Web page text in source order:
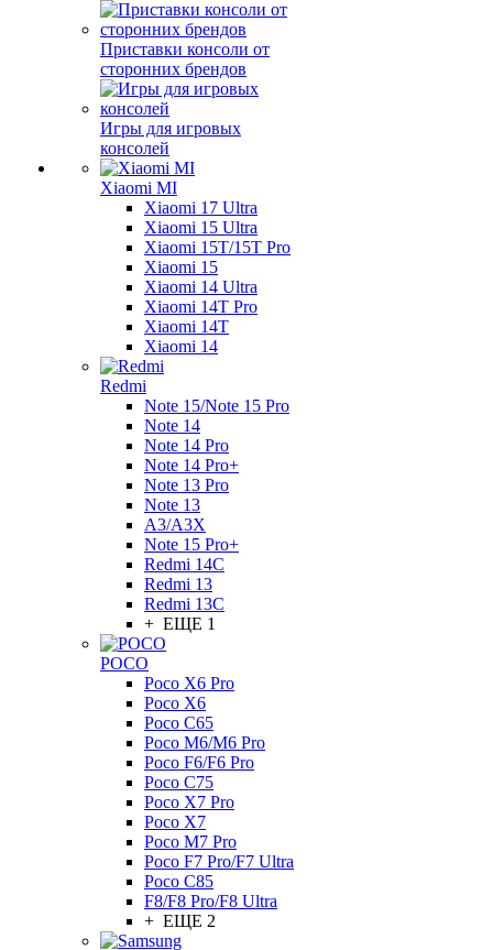
Приставки консоли от
сторонних брендов
Игры для игровых
консолей
Xiaomi MI
Xiaomi 17 Ultra
Xiaomi 15 Ultra
Xiaomi 15T/15T Pro
Xiaomi 15
Xiaomi 14 Ultra
Xiaomi 14T Pro
Xiaomi 14T
Xiaomi 14
Redmi
Note 15/Note 15 Pro
Note 14
Note 14 Pro
Note 14 Pro+
Note 13 Pro
Note 13
A3/A3X
Note 15 Pro+
Redmi 14C
Redmi 13
Redmi 13C
+ ЕЩЕ 1
POCO
Poco X6 Pro
Poco X6
Poco C65
Poco M6/M6 Pro
Poco F6/F6 Pro
Poco C75
Poco X7 Pro
Poco X7
Poco M7 Pro
Poco F7 Pro/F7 Ultra
Poco C85
F8/F8 Pro/F8 Ultra
+ ЕЩЕ 2